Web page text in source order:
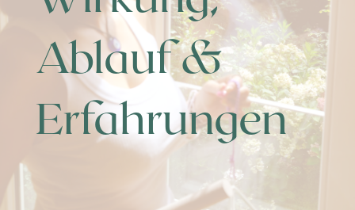
Ablauf &
Erfahrungen